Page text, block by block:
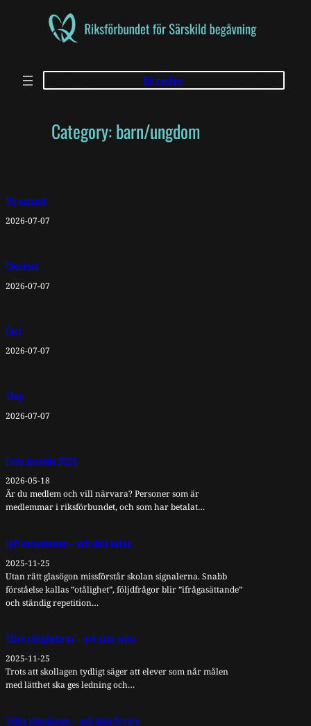
Bli medlem
Category:barn/ungdom
My account
2026-07-07
Checkout
2026-07-07
Cart
2026-07-07
Shop
2026-07-07
Extra årsmöte 2026
2026-05-18
Är du medlem och vill närvara? Personer som är
medlemmar i riksförbundet, och som har betalat…
Lyft kompetensen – och sluta kväva
2025-11-25
Utan rätt glasögon missförstår skolan signalerna. Snabb
förståelse kallas ”otålighet”, följdfrågor blir ”ifrågasättande”
och ständig repetition…
Stärk rättigheterna – och sluta svika
2025-11-25
Trots att skollagen tydligt säger att elever som når målen
med lätthet ska ges ledning och…
Säkra stimulansen – och sluta förvara